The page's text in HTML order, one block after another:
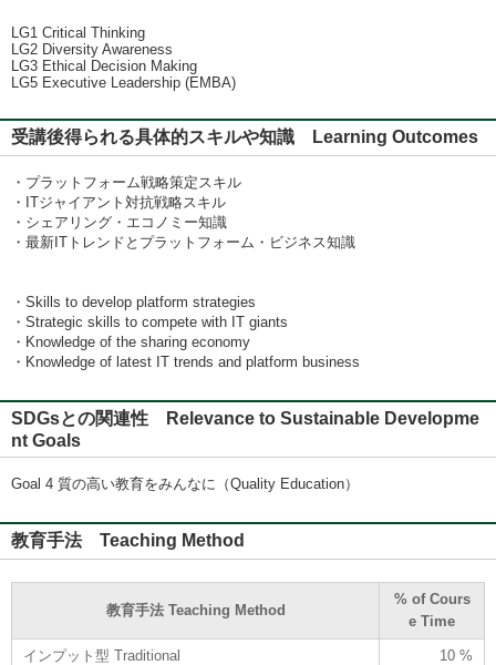
LG1 Critical Thinking
LG2 Diversity Awareness
LG3 Ethical Decision Making
LG5 Executive Leadership (EMBA)
受講後得られる具体的スキルや知識 Learning Outcomes
・プラットフォーム戦略策定スキル
・ITジャイアント対抗戦略スキル
・シェアリング・エコノミー知識
・最新ITトレンドとプラットフォーム・ビジネス知識
・Skills to develop platform strategies
・Strategic skills to compete with IT giants
・Knowledge of the sharing economy
・Knowledge of latest IT trends and platform business
SDGsとの関連性 Relevance to Sustainable Developme
nt Goals
Goal 4 質の高い教育をみんなに（Quality Education）
教育手法 Teaching Method
教育手法 Teaching Method
% of Cours
e Time
インプット型 Traditional 10 %